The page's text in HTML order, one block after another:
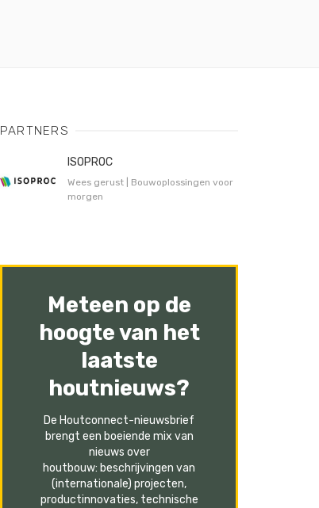
PARTNERS
ISOPROC
Wees gerust | Bouwoplossingen voor
morgen
Meteen op de
hoogte van het
laatste
houtnieuws?
De Houtconnect-nieuwsbrief
brengt een boeiende mix van
nieuws over
houtbouw: beschrijvingen van
(internationale) projecten,
productinnovaties, technische